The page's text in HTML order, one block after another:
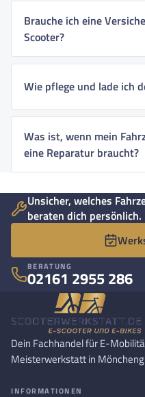
Brauche ich eine
Scooter?
Wie pflege und lade ich
Was ist, wenn mein
eine Reparatur braucht?
Unsicher, welches
beraten dich persönlich.
BERATUNG
02161 2955 286
Dein Fachhandel für E-
Meisterwerkstatt in
INFORMATIONEN